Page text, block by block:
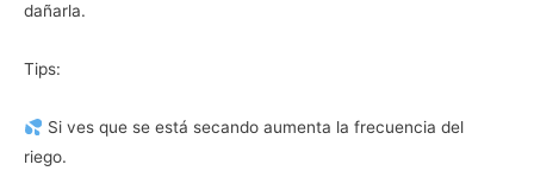
dañarla.
Tips:
Si ves que se está secando aumenta la frecuencia del
riego.